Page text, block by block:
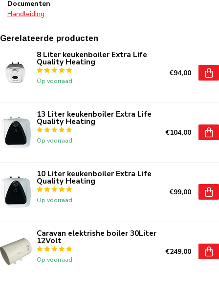
Documenten
Handleiding
Gerelateerde producten
8 Liter keukenboiler Extra Life
Quality Heating
Op voorraad
€94,00
13 Liter keukenboiler Extra Life
Quality Heating
Op voorraad
€104,00
10 Liter keukenboiler Extra Life
Quality Heating
Op voorraad
€99,00
Caravan elektrishe boiler 30Liter
12Volt
Op voorraad
€249,00